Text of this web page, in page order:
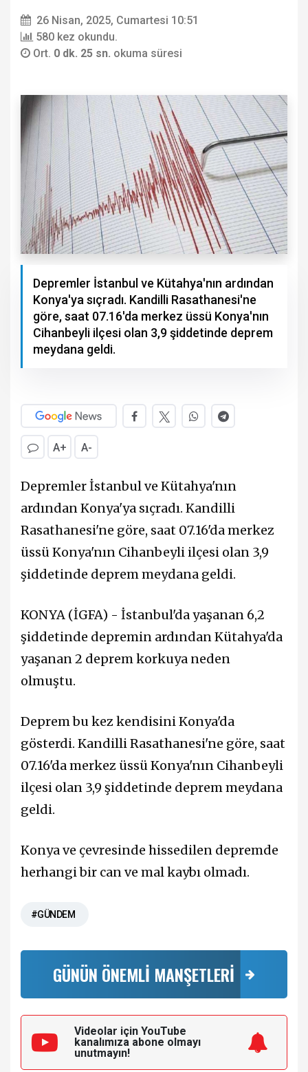
26 Nisan, 2025, Cumartesi 10:51
580 kez okundu.
Ort. 0 dk. 25 sn. okuma süresi
Depremler İstanbul ve Kütahya'nın ardından
Konya'ya sıçradı. Kandilli Rasathanesi'ne
göre, saat 07.16'da merkez üssü Konya'nın
Cihanbeyli ilçesi olan 3,9 şiddetinde deprem
meydana geldi.
A+ A-
Depremler İstanbul ve Kütahya'nın
ardından Konya'ya sıçradı. Kandilli
Rasathanesi'ne göre, saat 07.16'da merkez
üssü Konya'nın Cihanbeyli ilçesi olan 3,9
şiddetinde deprem meydana geldi.
KONYA (İGFA) - İstanbul'da yaşanan 6,2
şiddetinde depremin ardından Kütahya'da
yaşanan 2 deprem korkuya neden
olmuştu.
Deprem bu kez kendisini Konya'da
gösterdi. Kandilli Rasathanesi'ne göre, saat
07.16'da merkez üssü Konya'nın Cihanbeyli
ilçesi olan 3,9 şiddetinde deprem meydana
geldi.
Konya ve çevresinde hissedilen depremde
herhangi bir can ve mal kaybı olmadı.
#GÜNDEM
GÜNÜN ÖNEMLİ MANŞETLERİ
Videolar için YouTube
kanalımıza abone olmayı
unutmayın!